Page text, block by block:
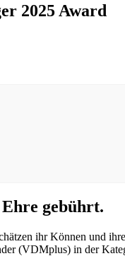
2025 Award
gebührt.
ihr Können und
(VDMplus) in der